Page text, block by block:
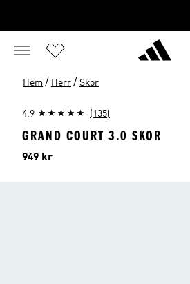
Hem / Herr / Skor
4.9 (135)
GRAND COURT 3.0 SKOR
Pris
949 kr